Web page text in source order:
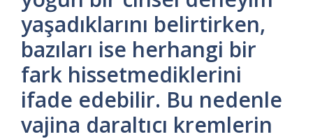
yaşadıklarını belirtirken,
bazıları ise herhangi bir
fark hissetmediklerini
ifade edebilir. Bu nedenle
vajina daraltıcı kremlerin